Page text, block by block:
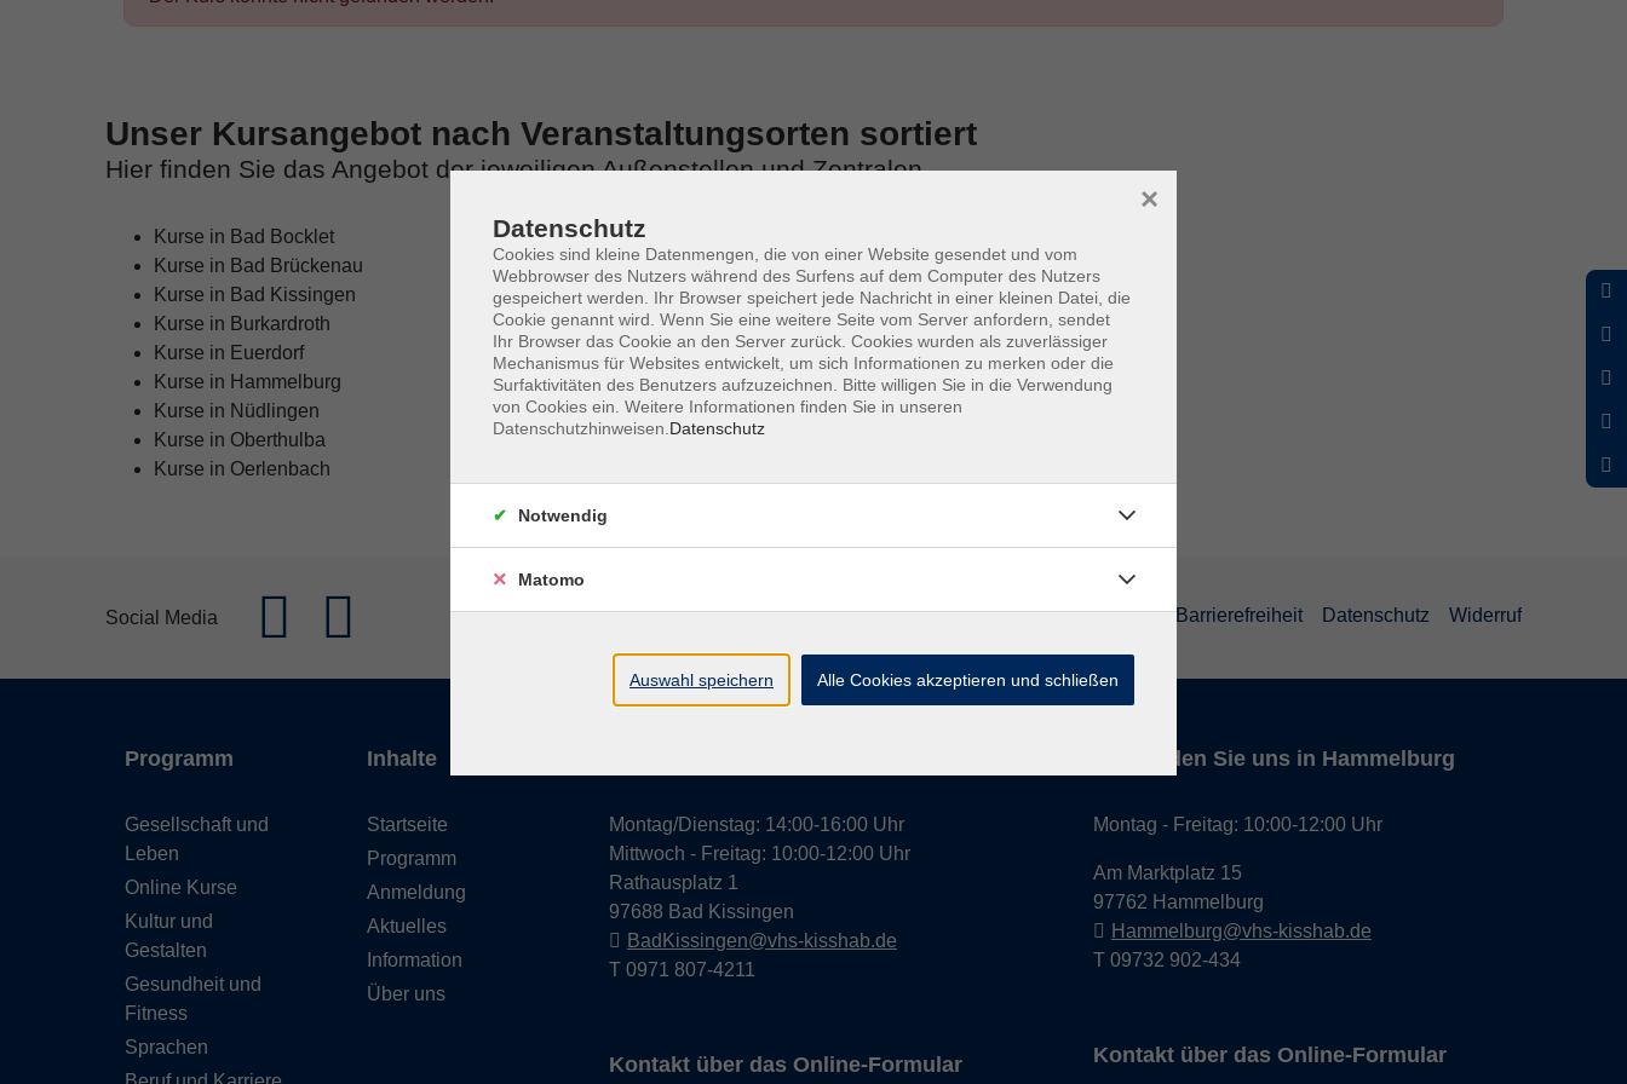
Unser Kursangebot nach Veranstaltungsorten sortiert
Hier finden Sie das Angebot der jeweiligen Außenstellen und Zentralen
Kurse in Bad Bocklet
Kurse in Bad Brückenau
Kurse in Bad Kissingen
Kurse in Burkardroth
Kurse in Euerdorf
Kurse in Hammelburg
Kurse in Nüdlingen
Kurse in Oberthulba
Kurse in Oerlenbach
Social Media Widerrufsrecht Impressum AGB Barrierefreiheit Datenschutz Widerruf
Programm
Gesellschaft und
Leben
Online Kurse
Kultur und
Gestalten
Gesundheit und
Fitness
Sprachen
Inhalte
Startseite
Programm
Anmeldung
Aktuelles
Information
Über uns
Montag/Dienstag: 14:00-16:00 Uhr
Mittwoch - Freitag: 10:00-12:00 Uhr
Rathausplatz 1
97688 Bad Kissingen
BadKissingen@vhs-kisshab.de
T 0971 807-4211
Kontakt über das Online-Formular
Hier finden Sie uns in Hammelburg
Montag - Freitag: 10:00-12:00 Uhr
Am Marktplatz 15
97762 Hammelburg
Hammelburg@vhs-kisshab.de
T 09732 902-434
Kontakt über das Online-Formular
Datenschutz
Cookies sind kleine Datenmengen, die von einer Website gesendet und vom
Webbrowser des Nutzers während des Surfens auf dem Computer des Nutzers
gespeichert werden. Ihr Browser speichert jede Nachricht in einer kleinen Datei, die
Cookie genannt wird. Wenn Sie eine weitere Seite vom Server anfordern, sendet
Ihr Browser das Cookie an den Server zurück. Cookies wurden als zuverlässiger
Mechanismus für Websites entwickelt, um sich Informationen zu merken oder die
Surfaktivitäten des Benutzers aufzuzeichnen. Bitte willigen Sie in die Verwendung
von Cookies ein. Weitere Informationen finden Sie in unseren
Datenschutzhinweisen. Datenschutz
×
Notwendig
Matomo
Auswahl speichern Alle Cookies akzeptieren und schließen